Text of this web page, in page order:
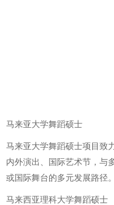
马来亚大学舞蹈硕士
马来亚大学舞蹈硕士项目致
内外演出、国际艺术节，与
或国际舞台的多元发展路径。
马来西亚理科大学舞蹈硕士